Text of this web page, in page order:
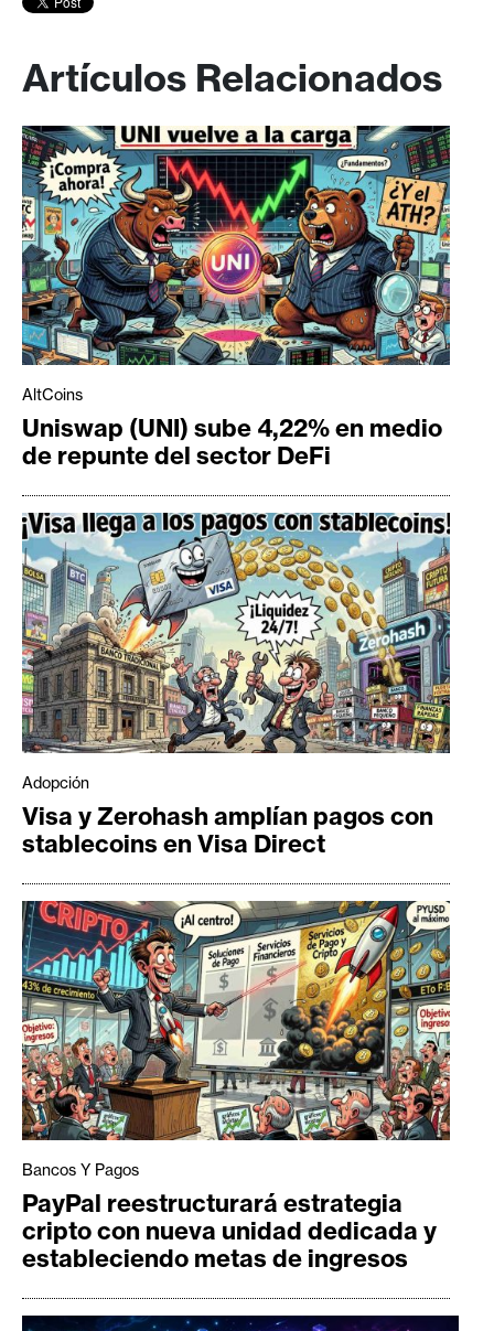
Artículos Relacionados
AltCoins
Uniswap (UNI) sube 4,22% en medio
de repunte del sector DeFi
Adopción
Visa y Zerohash amplían pagos con
stablecoins en Visa Direct
Bancos Y Pagos
PayPal reestructurará estrategia
cripto con nueva unidad dedicada y
estableciendo metas de ingresos